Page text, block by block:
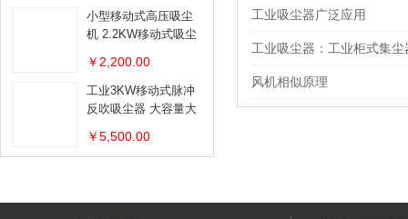
小型移动式高压吸尘
机 2.2KW移动式吸尘
￥2,200.00
工业3KW移动式脉冲
反吹吸尘器 大容量大
￥5,500.00
工业吸尘器广泛应用
工业吸尘器：工业柜式集尘
风机相似原理